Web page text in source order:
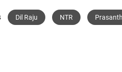
Dil Raju NTR